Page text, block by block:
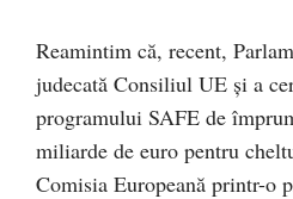
Reamintim că, recent,
judecată Consiliul UE și a
programului SAFE de
miliarde de euro pentru
Comisia Europeană printr-o